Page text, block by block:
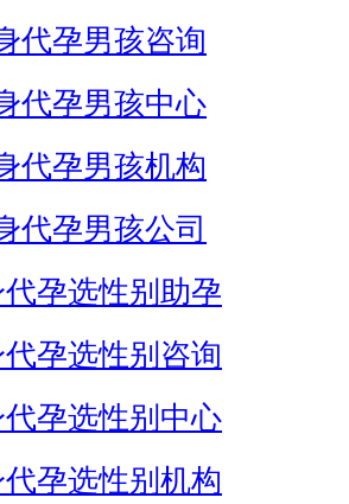
代孕男孩咨询
代孕男孩中心
代孕男孩机构
代孕男孩公司
孕选性别助孕
孕选性别咨询
孕选性别中心
孕选性别机构